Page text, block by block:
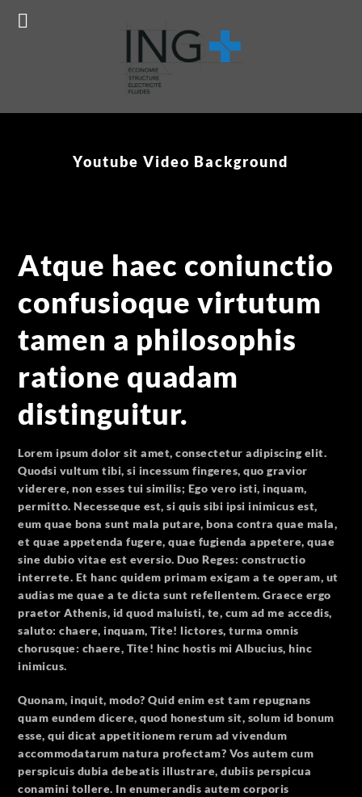
gratuite !
Youtube Video Background
Atque haec coniunctio
confusioque virtutum
tamen a philosophis
ratione quadam
distinguitur.
Lorem ipsum dolor sit amet, consectetur adipiscing elit.
Quodsi vultum tibi, si incessum fingeres, quo gravior
viderere, non esses tui similis; Ego vero isti, inquam,
permitto. Necesseque est, si quis sibi ipsi inimicus est,
eum quae bona sunt mala putare, bona contra quae mala,
et quae appetenda fugere, quae fugienda appetere, quae
sine dubio vitae est eversio. Duo Reges: constructio
interrete. Et hanc quidem primam exigam a te operam, ut
audias me quae a te dicta sunt refellentem. Graece ergo
praetor Athenis, id quod maluisti, te, cum ad me accedis,
saluto: chaere, inquam, Tite! lictores, turma omnis
chorusque: chaere, Tite! hinc hostis mi Albucius, hinc
inimicus.
Quonam, inquit, modo? Quid enim est tam repugnans
quam eundem dicere, quod honestum sit, solum id bonum
esse, qui dicat appetitionem rerum ad vivendum
accommodatarum natura profectam? Vos autem cum
perspicuis dubia debeatis illustrare, dubiis perspicua
conamini tollere. In enumerandis autem corporis